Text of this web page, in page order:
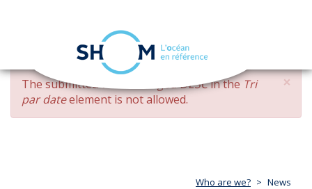
Skip
main
content
navigation
×
ERROR
MESSAGE
The submitted value changed DESCin the Tri
par dateelement is not allowed.
Who are we? News